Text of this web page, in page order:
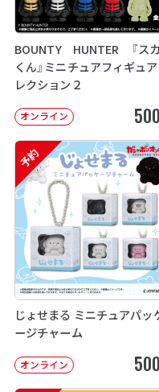
BOUNTY HUNTER 『ス
くん』ミニチュアフィギュ
レクション２
オンライン 500
予約
じょせまる ミニチュアパッ
ージチャーム
オンライン 500